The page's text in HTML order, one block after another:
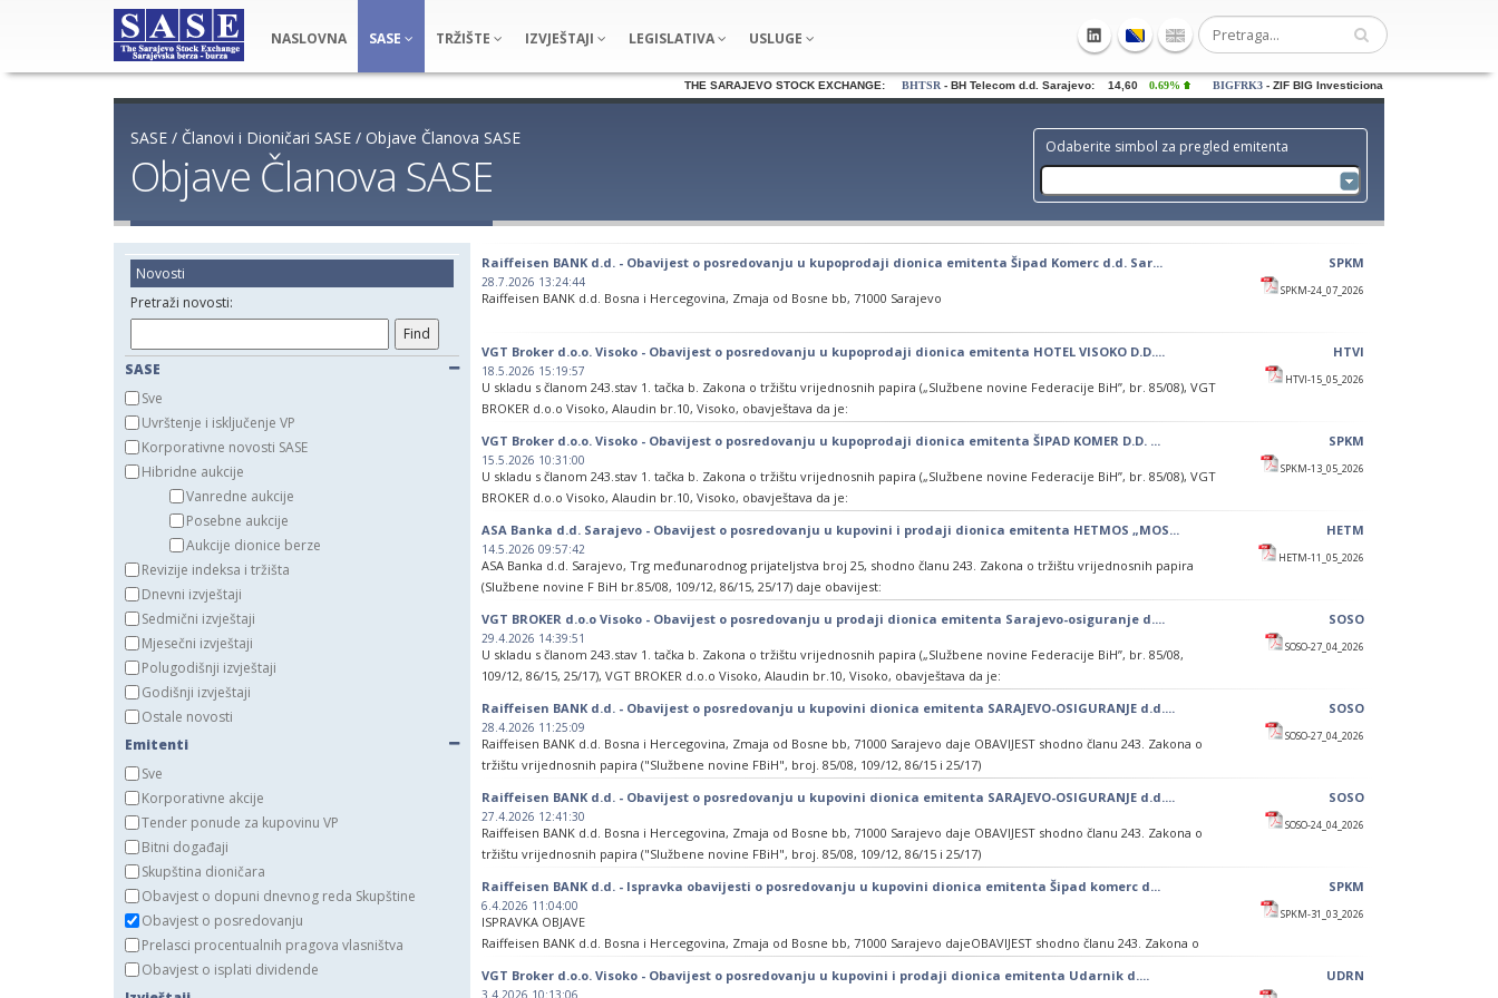
NASLOVNA SASE TRŽIŠTE IZVJEŠTAJI LEGISLATIVA USLUGE
THE SARAJEVO STOCK EXCHANGE:BHTSR- BH Telecom d.d. Sarajevo: 14,60 0.69% BIGFRK3- ZIF BIG Investiciona grupa dd Sarajevo:
SASE / Članovi i Dioničari SASE / Objave Članova SASE Odaberite simbol za pregled emitenta
Objave Članova SASE
Novosti
Pretraži novosti:
SASE
Sve
Uvrštenje i isključenje VP
Korporativne novosti SASE
Hibridne aukcije
Vanredne aukcije
Posebne aukcije
Aukcije dionice berze
Revizije indeksa i tržišta
Dnevni izvještaji
Sedmični izvještaji
Mjesečni izvještaji
Polugodišnji izvještaji
Godišnji izvještaji
Ostale novosti
Emitenti
Sve
Korporativne akcije
Tender ponude za kupovinu VP
Bitni događaji
Skupština dioničara
Obavjest o dopuni dnevnog reda Skupštine
Obavjest o posredovanju
Prelasci procentualnih pragova vlasništva
Obavjest o isplati dividende
Raiffeisen BANK d.d. - Obavijest o posredovanju u kupoprodaji dionica emitenta Šipad Komerc d.d. Sar...
28.7.2026 13:24:44
Raiffeisen BANK d.d. Bosna i Hercegovina, Zmaja od Bosne bb, 71000 Sarajevo
OBAVIJEST shodno članu 243. Zakona o tržištu vrijednosnih papira ("Službene novine FBiH", broj. 85/08,
109/12, 86/15 i 25/17)
Obavještavamo javnost da smo dana 24.07.2026. godine na Sarajevskoj berzi-burzi vrijednosnih papira d.d
Sarajevo, za klijente, izvršili posredovanje u kupovini 208.809 (7,4679% ) i prodaji 209.103 (7,4785%) redovnih
dionica emitenta Šipad komerc dd Sarajevo (simbol: SPKMR) po jediničnoj cijeni od 2,10 KM.
SPKM
SPKM-24_07_2026
VGT Broker d.o.o. Visoko - Obavijest o posredovanju u kupoprodaji dionica emitenta HOTEL VISOKO D.D....
18.5.2026 15:19:57
U skladu s članom 243.stav 1. tačka b. Zakona o tržištu vrijednosnih papira („Službene novine Federacije BiH”, br. 85/08), VGT
BROKER d.o.o Visoko, Alaudin br.10, Visoko, obavještava da je:
Dana 15.05.2026. godine vanberzanskim putem poredovao u kupoprodaji redovnih dionica emitenta HOTEL VISOKO D.D.
VISOKO, Musala 2, 71300 Visoko, oznake HTVIR, i to :
• U kupoprodaji 57.477 dionica, odnosno postotak od 25,5002% vlasništva po cijeni od 0,20 KM
HTVI
HTVI-15_05_2026
VGT Broker d.o.o. Visoko - Obavijest o posredovanju u kupoprodaji dionica emitenta ŠIPAD KOMER D.D. ...
15.5.2026 10:31:00
U skladu s članom 243.stav 1. tačka b. Zakona o tržištu vrijednosnih papira („Službene novine Federacije BiH”, br. 85/08), VGT
BROKER d.o.o Visoko, Alaudin br.10, Visoko, obavještava da je:
D.D. SARAJEVO, Trampina 12/IV, 71000 Sarajevo, oznake
SPKMR, i to :
• U kupoprodaji 444.595 dionica, odnosno postotak od 15,9008% vlasništva po cijeni od 1,96 KM
SPKM
SPKM-13_05_2026
ASA Banka d.d. Sarajevo - Obavijest o posredovanju u kupovini i prodaji dionica emitenta HETMOS „MOS...
14.5.2026 09:57:42
ASA Banka d.d. Sarajevo, Trg međunarodnog prijateljstva broj 25, shodno članu 243. Zakona o tržištu vrijednosnih papira
(Službene novine F BiH br.85/08, 109/12, 86/15, 25/17) daje obavijest:
Da je dana 11.05.2026. godine, posredovala putem Sarajevske berze/burze d.d. Sarajevo u prodaji i kupovini 4.192 redovne
dionice emitenta HETMOS „MOSTAR HOTELI“ d.d. Mostar, Mostarskog bataljona bb, 88000 Mostar, (simbol: HETMRK1), što
čini 5,6559% redovnih dionica emitenta, po jediničnoj cijeni od 55,00 KM.
HETM
HETM-11_05_2026
VGT BROKER d.o.o Visoko - Obavijest o posredovanju u prodaji dionica emitenta Sarajevo-osiguranje d....
29.4.2026 14:39:51
U skladu s članom 243.stav 1. tačka b. Zakona o tržištu vrijednosnih papira („Službene novine Federacije BiH”, br. 85/08,
109/12, 86/15, 25/17), VGT BROKER d.o.o Visoko, Alaudin br.10, Visoko, obavještava da je:
SOSOR), i to :
• Dana 24.04.2026 u prodaji 185.869 dionica, odnosno postotak od 4,0104% vlasništva po cijeni od 15,50 KM
• Dana 27.04.2026 u prodaji 483.165 dionica, odnosno postotak od 10,4251% vlasništva po cijeni od 15,50 KM
SOSO
SOSO-27_04_2026
Raiffeisen BANK d.d. - Obavijest o posredovanju u kupovini dionica emitenta SARAJEVO-OSIGURANJE d.d....
28.4.2026 11:25:09
Raiffeisen BANK d.d. Bosna i Hercegovina, Zmaja od Bosne bb, 71000 Sarajevo daje OBAVIJEST shodno članu 243. Zakona o
tržištu vrijednosnih papira ("Službene novine FBiH", broj. 85/08, 109/12, 86/15 i 25/17)
Obavještavamo javnost da smo dana 27.04.2026. godine na Sarajevskoj berzi-burzi vrijednosnih papira d.d Sarajevo, putem
dvije Vanredne aukcije izvršili posredovanje u kupovini 411.565 dionica, a na Slobodnom tržištu putem redovne trgovine
82.600 dionica, emitenta SARAJEVO-OSIGURANJE d.d. Sarajevo (simbol: SOSOR) što čini 10,66244% od ukupnog broja dionica
emitenta, po jediničnoj cijeni od 15,50 KM.
SOSO
SOSO-27_04_2026
Raiffeisen BANK d.d. - Obavijest o posredovanju u kupovini dionica emitenta SARAJEVO-OSIGURANJE d.d....
27.4.2026 12:41:30
Raiffeisen BANK d.d. Bosna i Hercegovina, Zmaja od Bosne bb, 71000 Sarajevo daje OBAVIJEST shodno članu 243. Zakona o
tržištu vrijednosnih papira ("Službene novine FBiH", broj. 85/08, 109/12, 86/15 i 25/17)
Obavještavamo javnost da smo dana 24.04.2026. godine na Sarajevskoj berzi-burzi vrijednosnih papira d.d Sarajevo, izvršili
posredovanje u kupovini 405.122 redovnih dionica emitenta SARAJEVO-OSIGURANJE d.d. Sarajevo (simbol: SOSOR) što čini
8,7412% od ukupnog broja dionica emitenta, po jediničnoj cijeni od 15,50 KM.
SOSO
SOSO-24_04_2026
Raiffeisen BANK d.d. - Ispravka obavijesti o posredovanju u kupovini dionica emitenta Šipad komerc d...
6.4.2026 11:04:00
ISPRAVKA OBJAVE
Raiffeisen BANK d.d. Bosna i Hercegovina, Zmaja od Bosne bb, 71000 Sarajevo dajeOBAVIJEST shodno članu 243. Zakona o
SPKM
SPKM-31_03_2026
VGT Broker d.o.o. Visoko - Obavijest o posredovanju u kupovini i prodaji dionica emitenta Udarnik d....
3.4.2026 10:13:06
UDRN